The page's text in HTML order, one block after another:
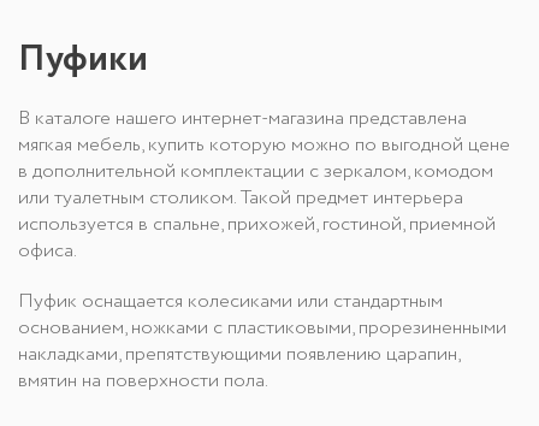
Пуфики
В каталоге нашего интернет-магазина представлена
мягкая мебель, купить которую можно по выгодной цене
в дополнительной комплектации с зеркалом, комодом
или туалетным столиком. Такой предмет интерьера
используется в спальне, прихожей, гостиной, приемной
офиса.
Пуфик оснащается колесиками или стандартным
основанием, ножками с пластиковыми, прорезиненными
накладками, препятствующими появлению царапин,
вмятин на поверхности пола.